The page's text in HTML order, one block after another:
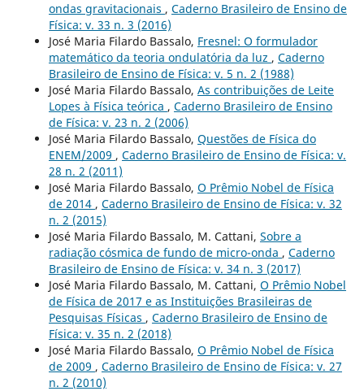
ondas gravitacionais , Caderno Brasileiro de Ensino de
Física: v. 33 n. 3 (2016)
José Maria Filardo Bassalo, Fresnel: O formulador
matemático da teoria ondulatória da luz , Caderno
Brasileiro de Ensino de Física: v. 5 n. 2 (1988)
José Maria Filardo Bassalo, As contribuições de Leite
Lopes à Física teórica , Caderno Brasileiro de Ensino
de Física: v. 23 n. 2 (2006)
José Maria Filardo Bassalo, Questões de Física do
ENEM/2009 , Caderno Brasileiro de Ensino de Física: v.
28 n. 2 (2011)
José Maria Filardo Bassalo, O Prêmio Nobel de Física
de 2014 , Caderno Brasileiro de Ensino de Física: v. 32
n. 2 (2015)
José Maria Filardo Bassalo, M. Cattani, Sobre a
radiação cósmica de fundo de micro-onda , Caderno
Brasileiro de Ensino de Física: v. 34 n. 3 (2017)
José Maria Filardo Bassalo, M. Cattani, O Prêmio Nobel
de Física de 2017 e as Instituições Brasileiras de
Pesquisas Físicas , Caderno Brasileiro de Ensino de
Física: v. 35 n. 2 (2018)
José Maria Filardo Bassalo, O Prêmio Nobel de Física
de 2009 , Caderno Brasileiro de Ensino de Física: v. 27
n. 2 (2010)